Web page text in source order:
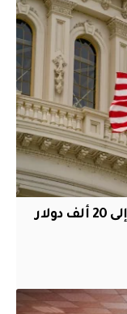
أميركا تقر سندات تأشيرات تصل إلى 20 ألف دولار